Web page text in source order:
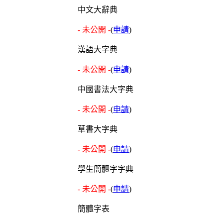
中文大辭典
- 未公開 -(申請)
漢語大字典
- 未公開 -(申請)
中國書法大字典
- 未公開 -(申請)
草書大字典
- 未公開 -(申請)
學生簡體字字典
- 未公開 -(申請)
簡體字表